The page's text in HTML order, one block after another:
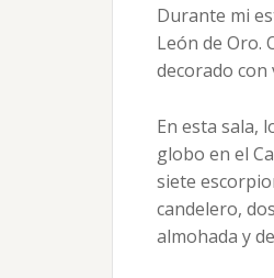
Durante mi
León de Oro.
decorado con
En esta sala,
globo en el
siete
candelero,
almohada y